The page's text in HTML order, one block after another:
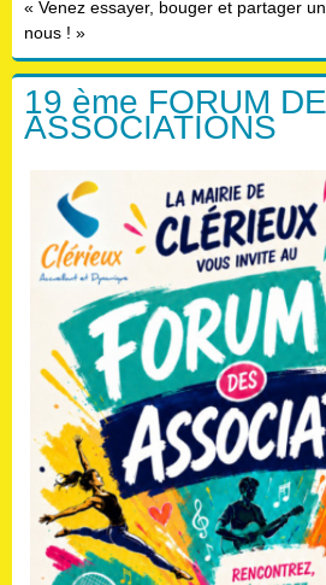
« Venez essayer, bouger et partager
nous ! »
19 ème FORUM
ASSOCIATIONS